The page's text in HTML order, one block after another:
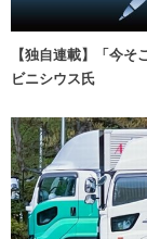
【独自連載】「今
ビニシウス氏